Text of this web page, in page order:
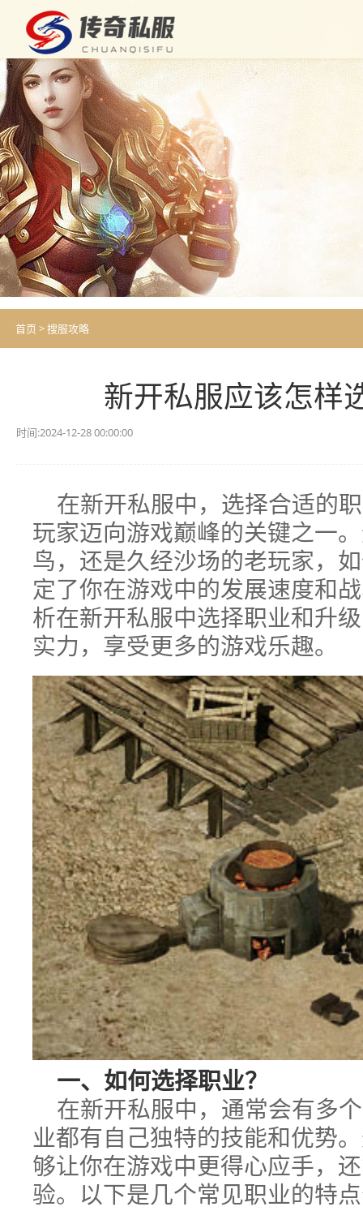
首页 >搜服攻略
新开私服应该怎样
时间:2024-12-28 00:00:00
在新开私服中，选择合适的
玩家迈向游戏巅峰的关键之一
鸟，还是久经沙场的老玩家，
定了你在游戏中的发展速度和
析在新开私服中选择职业和升
实力，享受更多的游戏乐趣。
一、如何选择职业？
在新开私服中，通常会有多
业都有自己独特的技能和优势
够让你在游戏中更得心应手，
验。以下是几个常见职业的特